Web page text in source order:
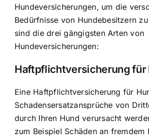
Hundeversicherungen, um die
Bedürfnisse von Hundebesitzern
sind die drei gängigsten Arten von
Hundeversicherungen:
Haftpflichtversicherung für
Eine Haftpflichtversicherung für
Schadensersatzansprüche von
durch Ihren Hund verursacht
zum Beispiel Schäden an fremdem